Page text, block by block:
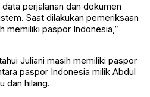
perjalanan dan dokumen
Saat dilakukan pemeriksaan
memiliki paspor Indonesia,”
Juliani masih memiliki paspor
paspor Indonesia milik Abdul
dan hilang.